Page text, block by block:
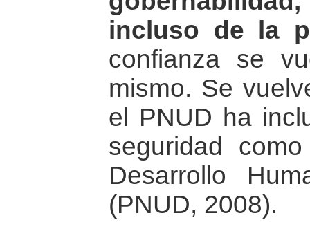
incluso de la
confianza se
mismo. Se
el PNUD ha
seguridad
Desarrollo
(PNUD, 2008).